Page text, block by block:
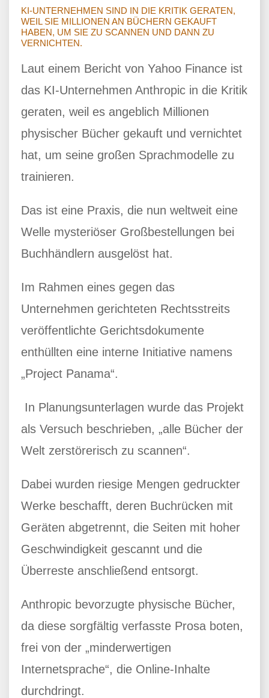
KI-UNTERNEHMEN SIND IN DIE KRITIK GERATEN,
WEIL SIE MILLIONEN AN BÜCHERN GEKAUFT
HABEN, UM SIE ZU SCANNEN UND DANN ZU
VERNICHTEN.
Laut einem Bericht von Yahoo Finance ist
das KI-Unternehmen Anthropic in die Kritik
geraten, weil es angeblich Millionen
physischer Bücher gekauft und vernichtet
hat, um seine großen Sprachmodelle zu
trainieren.
Das ist eine Praxis, die nun weltweit eine
Welle mysteriöser Großbestellungen bei
Buchhändlern ausgelöst hat.
Im Rahmen eines gegen das
Unternehmen gerichteten Rechtsstreits
veröffentlichte Gerichtsdokumente
enthüllten eine interne Initiative namens
„Project Panama“.
In Planungsunterlagen wurde das Projekt
als Versuch beschrieben, „alle Bücher der
Welt zerstörerisch zu scannen“.
Dabei wurden riesige Mengen gedruckter
Werke beschafft, deren Buchrücken mit
Geräten abgetrennt, die Seiten mit hoher
Geschwindigkeit gescannt und die
Überreste anschließend entsorgt.
Anthropic bevorzugte physische Bücher,
da diese sorgfältig verfasste Prosa boten,
frei von der „minderwertigen
Internetsprache“, die Online-Inhalte
durchdringt.